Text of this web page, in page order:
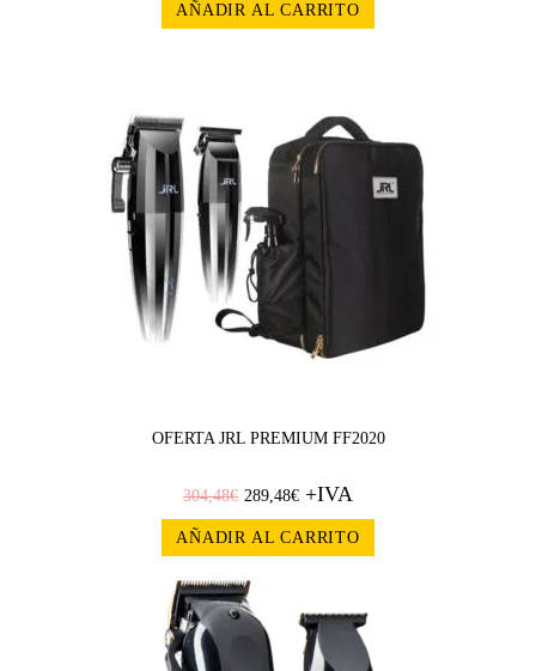
AÑADIR AL CARRITO
A!
OFERTA JRL PREMIUM FF2020
304,48€ 289,48€ +IVA
AÑADIR AL CARRITO